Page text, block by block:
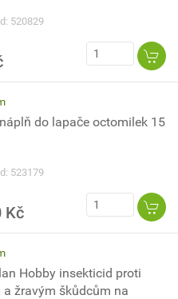
520829
do lapače octomilek 15
523179
Kč
Hobby insekticid proti
a žravým škůdcům na